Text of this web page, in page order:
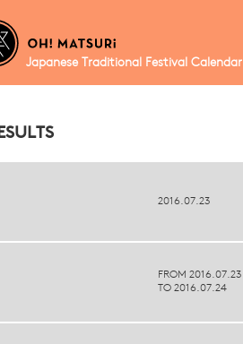
Japanese Traditional Festival Calendar
2016.07.23
FROM 2016.07.23
TO 2016.07.24